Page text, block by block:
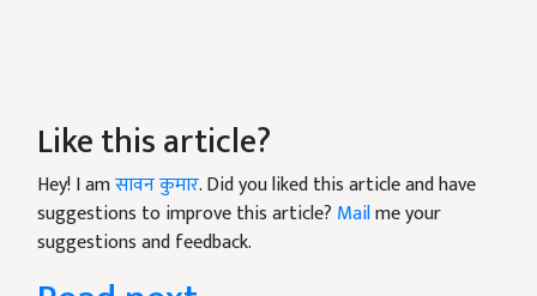
Like this article?
Hey! I amसावन कुमार. Did you liked this article and have
suggestions to improve this article? Mailme your
suggestions and feedback.